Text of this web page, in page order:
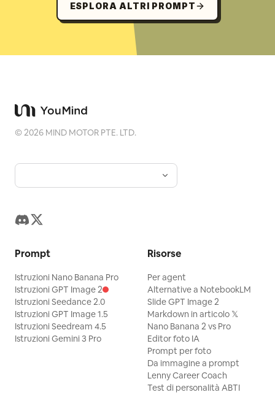
ESPLORA ALTRI PROMPT
©2026 MIND MOTOR PTE. LTD.
Prompt
Istruzioni Nano Banana Pro
Istruzioni GPT Image 2
Istruzioni Seedance 2.0
Istruzioni GPT Image 1.5
Istruzioni Seedream 4.5
Istruzioni Gemini 3 Pro
Risorse
Per agent
Alternative a NotebookLM
Slide GPT Image 2
Markdown in articolo 𝕏
Nano Banana 2 vs Pro
Editor foto IA
Prompt per foto
Da immagine a prompt
Lenny Career Coach
Test di personalità ABTI